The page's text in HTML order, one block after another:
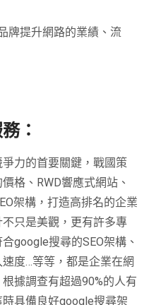
牌提升網路的業績、流
：
力的首要關鍵，戰國策
格、RWD響應式網站、
架構，打造高排名的企業
只是美觀，更有許多專
google搜尋的SEO架構、
度…等等，都是企業在網
據調查有超過90%的人有
具備良好google搜尋架